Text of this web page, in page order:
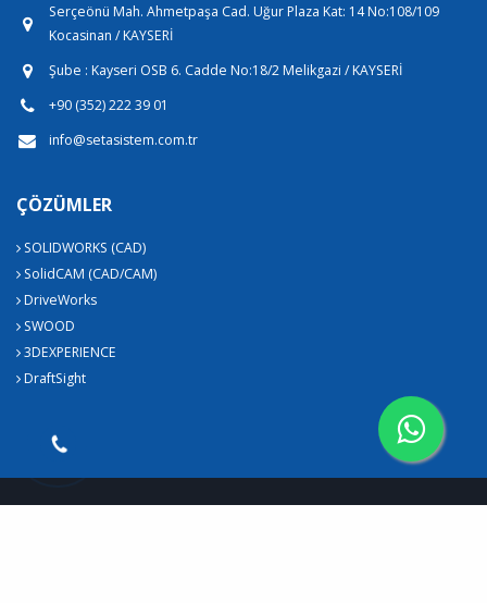
Serçeönü Mah. Ahmetpaşa Cad. Uğur Plaza Kat: 14 No:108/109
Kocasinan / KAYSERİ
Şube : Kayseri OSB 6. Cadde No:18/2 Melikgazi / KAYSERİ
+90 (352) 222 39 01
info@setasistem.com.tr
ÇÖZÜMLER
SOLIDWORKS (CAD)
SolidCAM (CAD/CAM)
DriveWorks
SWOOD
3DEXPERIENCE
DraftSight